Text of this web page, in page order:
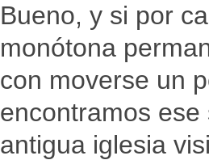
Bueno, y si por
monótona
con moverse un
encontramos
antigua iglesia